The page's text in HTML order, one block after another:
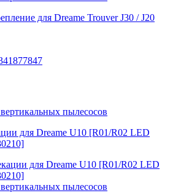
для Dreame Trouver J30 / J20
пылесосов
для Dreame U10 [R01/R02 LED
пылесосов